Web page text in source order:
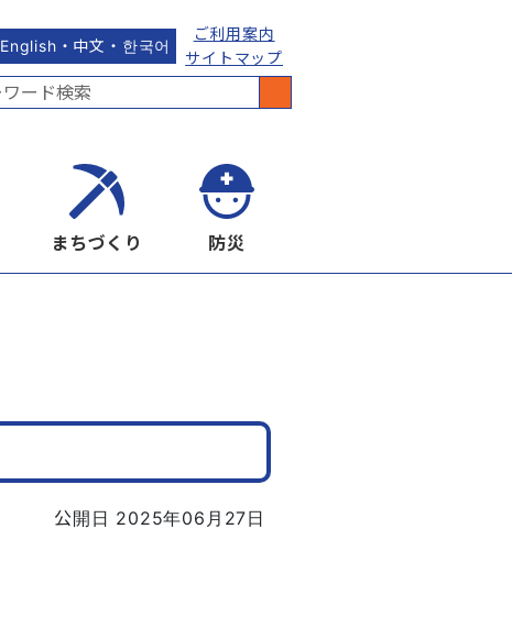
English・中文・한국어
ご利用案内
サイトマップ
まちづくり 防災
公開日 2025年06月27日